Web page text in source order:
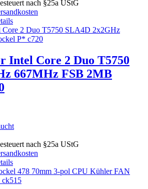
nach §25a UStG
Intel Core 2 Duo T5750
667MHz FSB 2MB
nach §25a UStG